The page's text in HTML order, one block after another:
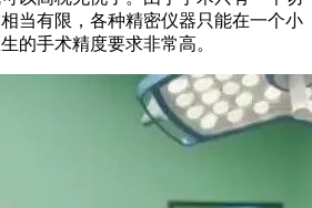
当有限，各种精密仪器只能在一个小
的手术精度要求非常高。